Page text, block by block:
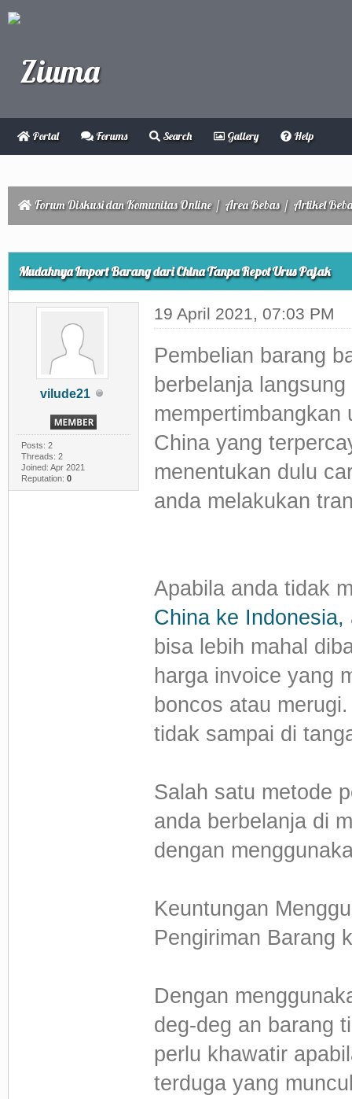
Portal Forums Search Gallery Help
Forum Diskusi dan Komunitas Online/ Area Bebas/ Artikel
Mudahnya Import Barang dari China Tanpa Repot Urus Pajak
vilude21
Posts: 2
Threads: 2
Joined: Apr 2021
Reputation: 0
19 April 2021, 07:03 PM
Pembelian barang
berbelanja
mempertimbangkan
China yang
menentukan dulu
anda melakukan
Apabila anda tidak
China ke Indonesia,
bisa lebih mahal
harga invoice yang
boncos atau
tidak sampai di
Salah satu metode
anda berbelanja di
dengan
Keuntungan
Pengiriman Barang
Dengan
deg-deg an barang
perlu khawatir
terduga yang